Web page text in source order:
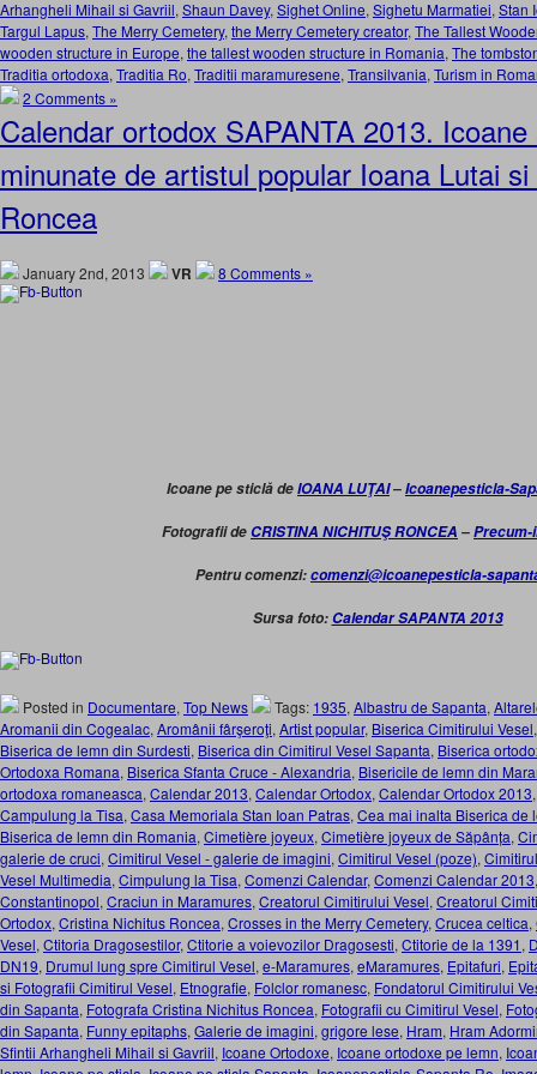
Arhangheli Mihail si Gavriil, Shaun Davey, Sighet Online, Sighetu Marmatiei, Stan
Targul Lapus, The Merry Cemetery, the Merry Cemetery creator, The Tallest
wooden structure in Europe, the tallest wooden structure in Romania, The
Traditia ortodoxa, Traditia Ro, Traditii maramuresene, Transilvania, Turism in
2 Comments »
Calendar ortodox SAPANTA 2013.
minunate de artistul popular Ioana Lutai
Roncea
January 2nd, 2013 VR 8 Comments »
Icoane pe sticlă deIOANA LUŢAI–Icoanepesticla-
Fotografii de CRISTINA NICHITUŞ RONCEA –Precum-
Pentru comenzi:comenzi@icoanepesticla-
Sursa foto: Calendar SAPANTA 2013
Posted in Documentare, Top News Tags: 1935, Albastru de Sapanta,
Aromanii din Cogealac, Aromânii fârşeroţi, Artist popular, Biserica Cimitirului Vesel
Biserica de lemn din Surdesti, Biserica din Cimitirul Vesel Sapanta, Biserica
Ortodoxa Romana, Biserica Sfanta Cruce - Alexandria, Bisericile de lemn din
ortodoxa romaneasca, Calendar 2013, Calendar Ortodox, Calendar Ortodox 2013
Campulung la Tisa, Casa Memoriala Stan Ioan Patras, Cea mai inalta Biserica de
Biserica de lemn din Romania, Cimetière joyeux, Cimetière joyeux de Săpânța,
galerie de cruci, Cimitirul Vesel - galerie de imagini, Cimitirul Vesel (poze),
Vesel Multimedia, Cimpulung la Tisa, Comenzi Calendar, Comenzi Calendar 2013
Constantinopol, Craciun in Maramures, Creatorul Cimitirului Vesel, Creatorul
Ortodox, Cristina Nichitus Roncea, Crosses in the Merry Cemetery, Crucea celtica,
Vesel, Ctitoria Dragosestilor, Ctitorie a voievozilor Dragosesti, Ctitorie de la 1391,
DN19, Drumul lung spre Cimitirul Vesel, e-Maramures, eMaramures, Epitafuri,
si Fotografii Cimitirul Vesel, Etnografie, Folclor romanesc, Fondatorul Cimitirului
din Sapanta, Fotografa Cristina Nichitus Roncea, Fotografii cu Cimitirul Vesel,
din Sapanta, Funny epitaphs, Galerie de imagini, grigore lese, Hram, Hram
Sfintii Arhangheli Mihail si Gavriil, Icoane Ortodoxe, Icoane ortodoxe pe lemn,